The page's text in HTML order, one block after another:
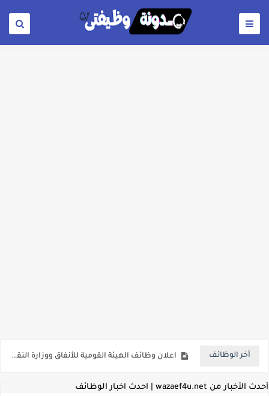
أخر الوظائف اعلان وظائف الهيئة القومية للأنفاق ووزارة النقل عن حاجتها الي ( اخصائي موراد / محام / اخصائي شئون / فنيين/ امين مخزن) والتقديم حتي 17 يونيو 2026
أحدث الأخبار من wazaef4u.net | احدث اخبار الوظائف